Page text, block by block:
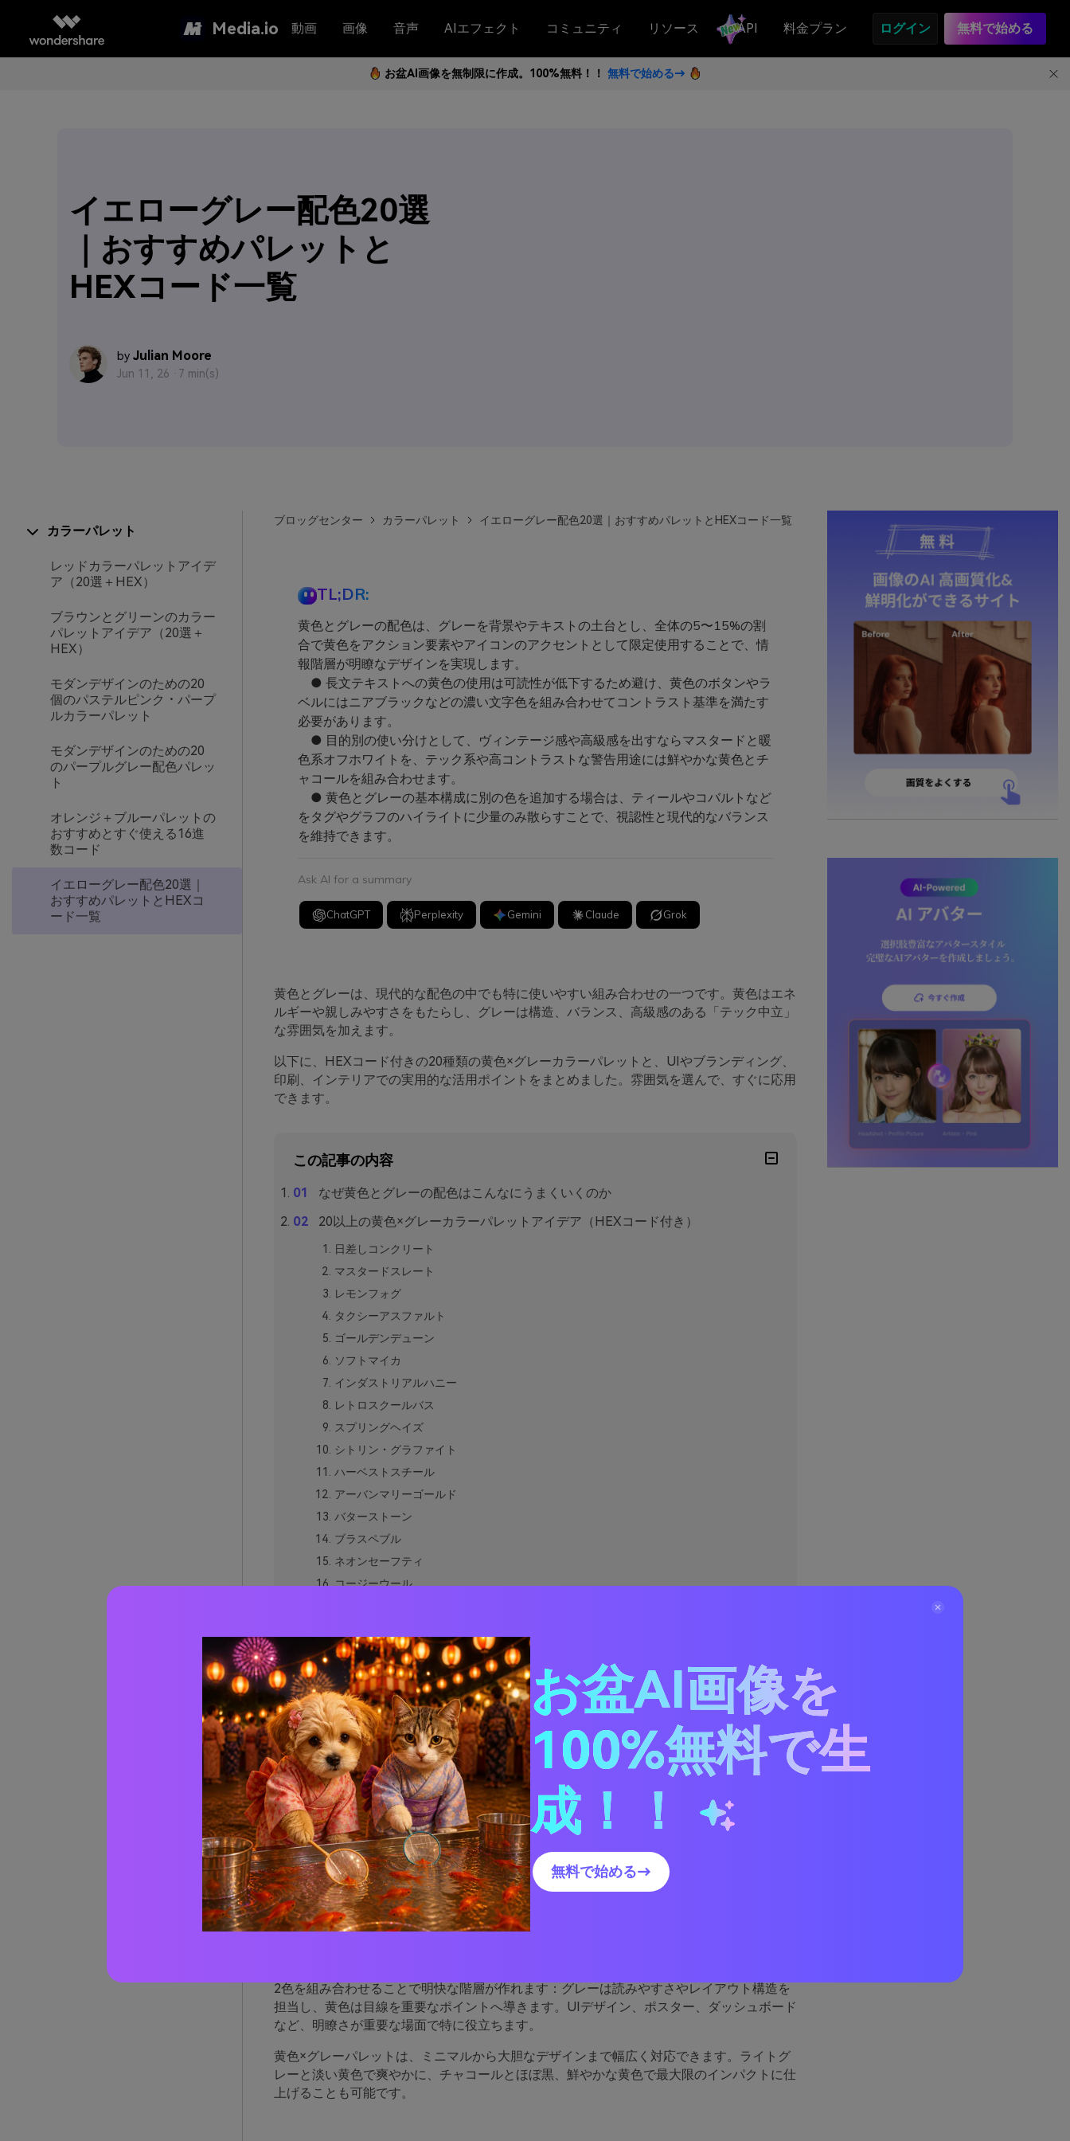
Media.io 動画 画像 音声 AIエフェクト コミュニティ リソース API 料金プラン ログイン 無料で始める
お盆AI画像を無制限に作成。100%無料！！ 無料で始める→
イエローグレー配色20選
｜おすすめパレットと
HEXコード一覧
by Julian Moore
Jun 11, 26 · 7 min(s)
カラーパレット
レッドカラーパレットアイデ
ア（20選＋HEX）
ブラウンとグリーンのカラー
パレットアイデア（20選＋
HEX）
モダンデザインのための20
個のパステルピンク・パープ
ルカラーパレット
モダンデザインのための20
のパープルグレー配色パレッ
ト
オレンジ＋ブルーパレットの
おすすめとすぐ使える16進
数コード
イエローグレー配色20選｜
おすすめパレットとHEXコ
ード一覧
ブロッグセンター カラーパレット イエローグレー配色20選｜おすすめパレットとHEXコード一覧
TL;DR:
黄色とグレーの配色は、グレーを背景やテキストの土台とし、全体の5〜15%の割
合で黄色をアクション要素やアイコンのアクセントとして限定使用することで、情
報階層が明瞭なデザインを実現します。
● 長文テキストへの黄色の使用は可読性が低下するため避け、黄色のボタンやラ
ベルにはニアブラックなどの濃い文字色を組み合わせてコントラスト基準を満たす
必要があります。
● 目的別の使い分けとして、ヴィンテージ感や高級感を出すならマスタードと暖
色系オフホワイトを、テック系や高コントラストな警告用途には鮮やかな黄色とチ
ャコールを組み合わせます。
● 黄色とグレーの基本構成に別の色を追加する場合は、ティールやコバルトなど
をタグやグラフのハイライトに少量のみ散らすことで、視認性と現代的なバランス
を維持できます。
Ask AI for a summary
ChatGPT Perplexity Gemini Claude Grok
黄色とグレーは、現代的な配色の中でも特に使いやすい組み合わせの一つです。黄色はエネ
ルギーや親しみやすさをもたらし、グレーは構造、バランス、高級感のある「テック中立」
な雰囲気を加えます。
以下に、HEXコード付きの20種類の黄色×グレーカラーパレットと、UIやブランディング、
印刷、インテリアでの実用的な活用ポイントをまとめました。雰囲気を選んで、すぐに応用
できます。
この記事の内容
なぜ黄色とグレーの配色はこんなにうまくいくのか
20以上の黄色×グレーカラーパレットアイデア（HEXコード付き）
日差しコンクリート
マスタードスレート
レモンフォグ
タクシーアスファルト
ゴールデンデューン
ソフトマイカ
インダストリアルハニー
レトロスクールバス
スプリングヘイズ
シトリン・グラファイト
ハーベストスチール
アーバンマリーゴールド
バターストーン
ブラスペブル
ネオンセーフティ
コージーウール
サフランスモーク
黄ばみ新聞
黄色とグレーに合う他の色は？
黄色×グレーパレットを実際のデザインで使う方法
AIで黄色×グレービジュアルを作成する
なぜ黄色とグレーの配色はこんなにう
まくいくのか
黄色は自然と目を引くため、ハイライト（ボタン、バッジ、アイコン、小さなインテリアア
2色を組み合わせることで明快な階層が作れます：グレーは読みやすさやレイアウト構造を
担当し、黄色は目線を重要なポイントへ導きます。UIデザイン、ポスター、ダッシュボード
など、明瞭さが重要な場面で特に役立ちます。
黄色×グレーパレットは、ミニマルから大胆なデザインまで幅広く対応できます。ライトグ
レーと淡い黄色で爽やかに、チャコールとほぼ黒、鮮やかな黄色で最大限のインパクトに仕
上げることも可能です。
お盆AI画像を
100%無料で生
成！！
無料で始める→